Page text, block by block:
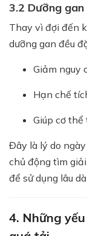
3.2 Dưỡng
Thay vì đợi đến
dưỡng gan đều
Giảm nguy
Hạn chế
Giúp cơ
Đây là lý do
chủ động tìm
để sử dụng lâu
4. Những